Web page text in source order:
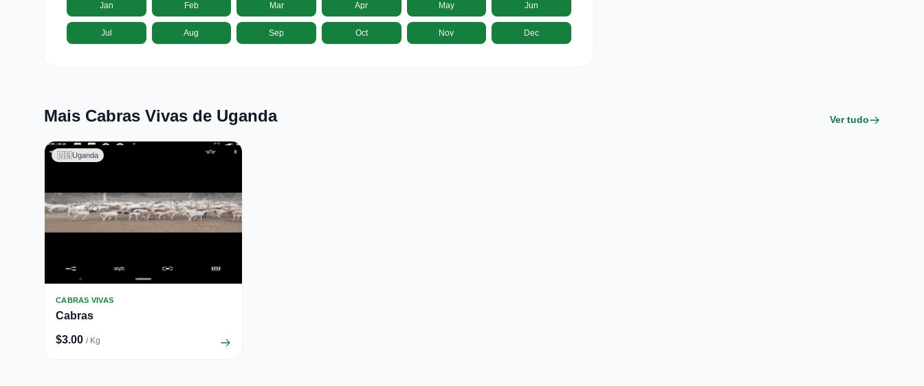
Jan Feb Mar Apr May Jun
Jul Aug Sep Oct Nov Dec
Mais Cabras Vivas de Uganda Ver tudo
🇺🇬Uganda
CABRAS VIVAS
Cabras
$3.00 / Kg